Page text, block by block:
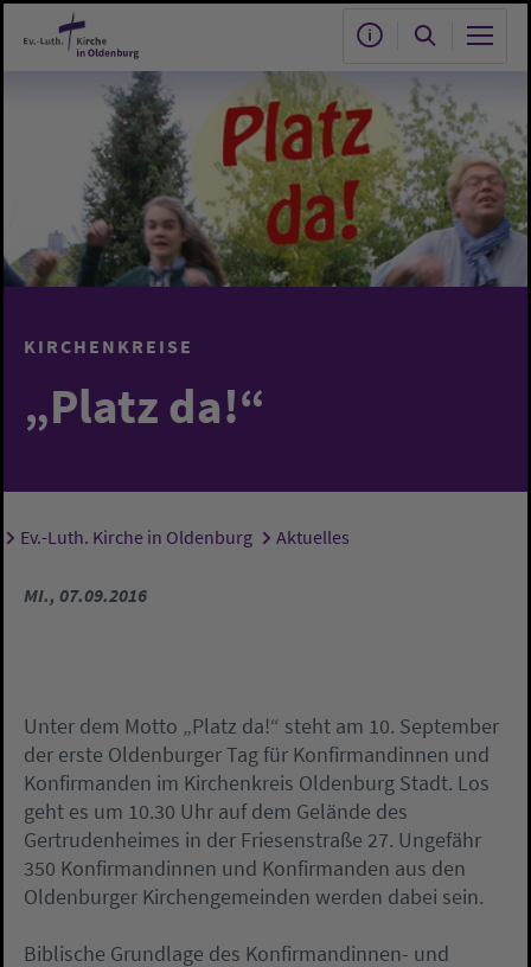
Zum Hauptinhalt springen
KIRCHENKREISE
„Platz da!“
Sie sind hier:
Ev.-Luth. Kirche in Oldenburg Aktuelles
MI., 07.09.2016
Unter dem Motto „Platz da!“ steht am 10. September
der erste Oldenburger Tag für Konfirmandinnen und
Konfirmanden im Kirchenkreis Oldenburg Stadt. Los
geht es um 10.30 Uhr auf dem Gelände des
Gertrudenheimes in der Friesenstraße 27. Ungefähr
350 Konfirmandinnen und Konfirmanden aus den
Oldenburger Kirchengemeinden werden dabei sein.
Biblische Grundlage des Konfirmandinnen- und